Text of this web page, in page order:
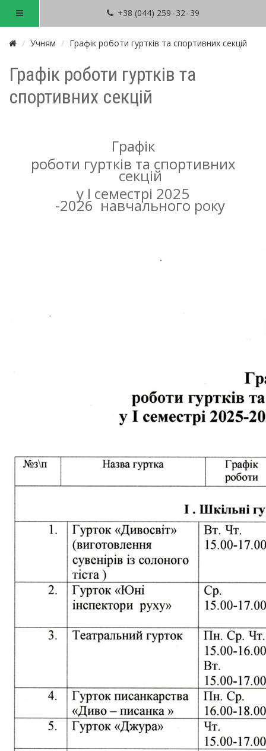
+38 (044) 259–32–39
Учням Графік роботи гуртків та спортивних секцій
Графік роботи гуртків та
спортивних секцій
Графік
роботи гуртків та спортивних
секцій
у І семестрі 2025
-2026 навчального року